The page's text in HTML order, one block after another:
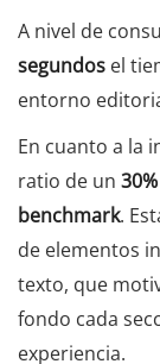
A nivel de
segundos el
entorno
En cuanto a la
ratio de un
benchmark.
de elementos
texto, que
fondo cada
experiencia.